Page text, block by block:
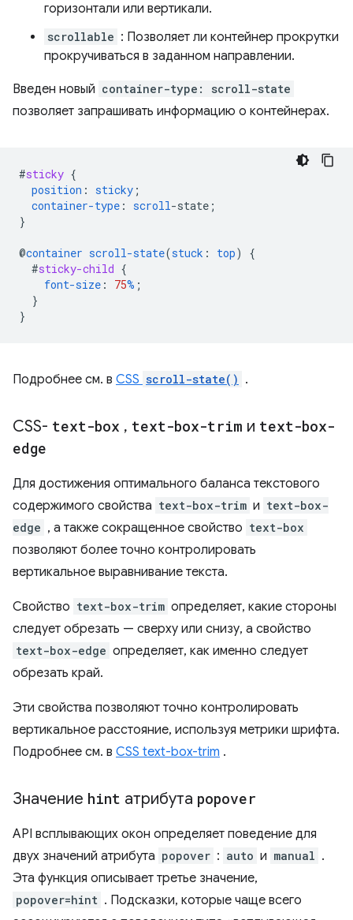
горизонтали или вертикали.
scrollable : Позволяет ли контейнер прокрутки
прокручиваться в заданном направлении.
Введен новый container-type: scroll-state
позволяет запрашивать информацию о контейнерах.
#sticky {
position : sticky ;
container-type : scroll-state ;
}
@container scroll-state(stuck : top)
{
#sticky-child {
font-size : 75% ;
}
}
Подробнее см. в CSS scroll-state() .
CSS- text-box , text-box-trim и text-box-
edge
Для достижения оптимального баланса текстового
содержимого свойства text-box-trim и text-box-
edge , а также сокращенное свойство text-box
позволяют более точно контролировать
вертикальное выравнивание текста.
Свойство text-box-trim определяет, какие стороны
следует обрезать — сверху или снизу, а свойство
text-box-edge определяет, как именно следует
обрезать край.
Эти свойства позволяют точно контролировать
вертикальное расстояние, используя метрики шрифта.
Подробнее см. в CSS text-box-trim .
Значение hint атрибута popover
API всплывающих окон определяет поведение для
двух значений атрибута popover : auto и manual .
Эта функция описывает третье значение,
popover=hint . Подсказки, которые чаще всего